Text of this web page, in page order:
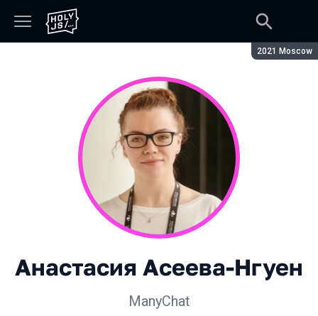
Сезон:
2021 Moscow
Анастасия Асеева-Нгуен
ManyChat